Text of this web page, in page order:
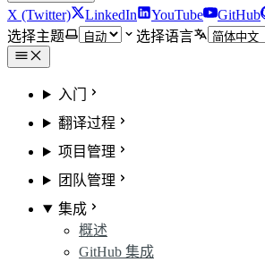
X (Twitter) LinkedIn YouTube GitHub
选择主题
选择语言
入门
翻译过程
项目管理
团队管理
集成
概述
GitHub 集成